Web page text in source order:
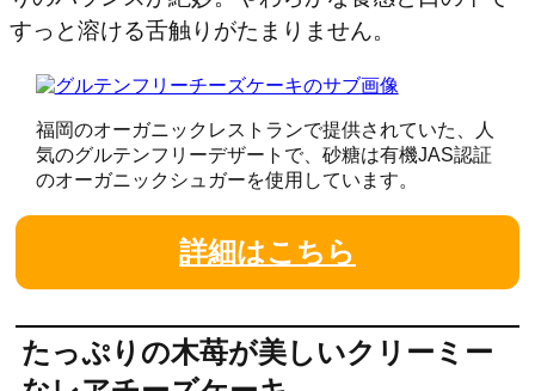
すっと溶ける舌触りがたまりません。
福岡のオーガニックレストランで提供されていた、人
気のグルテンフリーデザートで、砂糖は有機JAS認証
のオーガニックシュガーを使用しています。
詳細はこちら
たっぷりの木苺が美しいクリーミー